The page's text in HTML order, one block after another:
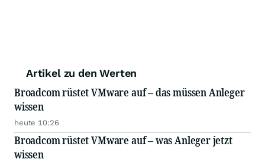
Artikel zu den Werten
Broadcom rüstet VMware auf – das müssen Anleger
wissen
heute 10:26
Broadcom rüstet VMware auf – was Anleger jetzt
wissen